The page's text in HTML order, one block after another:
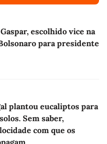
escolhido vice na
para presidente
plantou eucaliptos para
Sem saber,
com que os